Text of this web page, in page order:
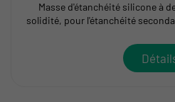
Masse d'étanchéité silicone à
solidité, pour l'étanchéité